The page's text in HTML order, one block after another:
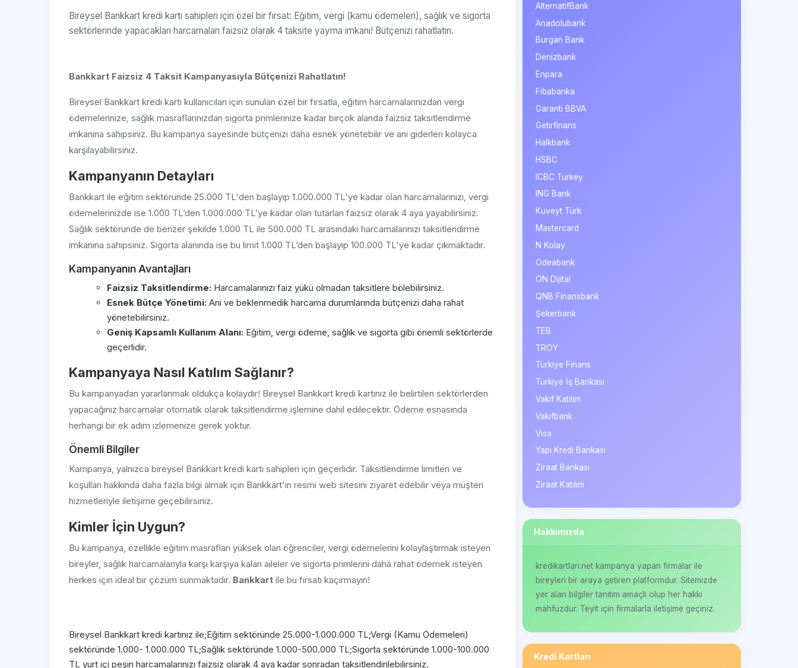
Bireysel Bankkart kredi kartı sahipleri için özel bir fırsat: Eğitim, vergi (kamu ödemeleri), sağlık ve sigorta
sektörlerinde yapacakları harcamaları faizsiz olarak 4 taksite yayma imkanı! Bütçenizi rahatlatın.
Bankkart Faizsiz 4 Taksit Kampanyasıyla Bütçenizi Rahatlatın!
Bireysel Bankkart kredi kartı kullanıcıları için sunulan özel bir fırsatla, eğitim harcamalarınızdan vergi
ödemelerinize, sağlık masraflarınızdan sigorta primlerinize kadar birçok alanda faizsiz taksitlendirme
imkanına sahipsiniz. Bu kampanya sayesinde bütçenizi daha esnek yönetebilir ve ani giderleri kolayca
karşılayabilirsiniz.
Kampanyanın Detayları
Bankkart ile eğitim sektöründe 25.000 TL'den başlayıp 1.000.000 TL'ye kadar olan harcamalarınızı, vergi
ödemelerinizde ise 1.000 TL’den 1.000.000 TL’ye kadar olan tutarları faizsiz olarak 4 aya yayabilirsiniz.
Sağlık sektöründe de benzer şekilde 1.000 TL ile 500.000 TL arasındaki harcamalarınızı taksitlendirme
imkanına sahipsiniz. Sigorta alanında ise bu limit 1.000 TL’den başlayıp 100.000 TL'ye kadar çıkmaktadır.
Kampanyanın Avantajları
Faizsiz Taksitlendirme: Harcamalarınızı faiz yükü olmadan taksitlere bölebilirsiniz.
Esnek Bütçe Yönetimi: Ani ve beklenmedik harcama durumlarında bütçenizi daha rahat
yönetebilirsiniz.
Geniş Kapsamlı Kullanım Alanı: Eğitim, vergi ödeme, sağlık ve sigorta gibi önemli sektörlerde
geçerlidir.
Kampanyaya Nasıl Katılım Sağlanır?
Bu kampanyadan yararlanmak oldukça kolaydır! Bireysel Bankkart kredi kartınız ile belirtilen sektörlerden
yapacağınız harcamalar otomatik olarak taksitlendirme işlemine dahil edilecektir. Ödeme esnasında
herhangi bir ek adım izlemenize gerek yoktur.
Önemli Bilgiler
Kampanya, yalnızca bireysel Bankkart kredi kartı sahipleri için geçerlidir. Taksitlendirme limitleri ve
koşulları hakkında daha fazla bilgi almak için Bankkart'ın resmi web sitesini ziyaret edebilir veya müşteri
hizmetleriyle iletişime geçebilirsiniz.
Kimler İçin Uygun?
Bu kampanya, özellikle eğitim masrafları yüksek olan öğrenciler, vergi ödemelerini kolaylaştırmak isteyen
bireyler, sağlık harcamalarıyla karşı karşıya kalan aileler ve sigorta primlerini daha rahat ödemek isteyen
herkes için ideal bir çözüm sunmaktadır. Bankkart ile bu fırsatı kaçırmayın!
Bireysel Bankkart kredi kartınız ile;Eğitim sektöründe 25.000-1.000.000 TL;Vergi (Kamu Ödemeleri)
sektöründe 1.000- 1.000.000 TL;Sağlık sektöründe 1.000-500.000 TL;Sigorta sektöründe 1.000-100.000
TL yurt içi peşin harcamalarınızı faizsiz olarak 4 aya kadar sonradan taksitlendirilebilirsiniz.
AlternatifBank
Anadolubank
Burgan Bank
Denizbank
Enpara
Fibabanka
Garanti BBVA
Getirfinans
Halkbank
HSBC
ICBC Turkey
ING Bank
Kuveyt Türk
Mastercard
N Kolay
Odeabank
ON Dijital
QNB Finansbank
Şekerbank
TEB
TROY
Türkiye Finans
Türkiye İş Bankası
Vakıf Katılım
Vakıfbank
Visa
Yapı Kredi Bankası
Ziraat Bankası
Ziraat Katılım
Hakkımızda
kredikartlari.net kampanya yapan firmalar ile
bireyleri bir araya getiren platformdur. Sitemizde
yer alan bilgiler tanıtım amaçlı olup her hakkı
mahfuzdur. Teyit için firmalarla iletişime geçiniz.
Kredi Kartları